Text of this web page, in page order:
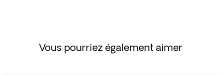
Vous pourriez également aimer